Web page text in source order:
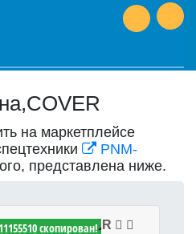
на маркетплейсе
PNM-
представлена ниже.
- PLATE,COVER
скопирован!